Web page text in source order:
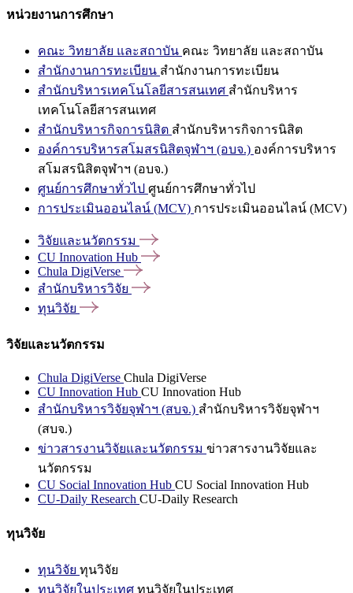
หน่วยงานการศึกษา
คณะ วิทยาลัย และสถาบัน คณะ วิทยาลัย และสถาบัน
สำนักงานการทะเบียน สำนักงานการทะเบียน
สำนักบริหารเทคโนโลยีสารสนเทศ สำนักบริหาร
เทคโนโลยีสารสนเทศ
สำนักบริหารกิจการนิสิต สำนักบริหารกิจการนิสิต
องค์การบริหารสโมสรนิสิตจุฬาฯ (อบจ.) องค์การบริหาร
สโมสรนิสิตจุฬาฯ (อบจ.)
ศูนย์การศึกษาทั่วไป ศูนย์การศึกษาทั่วไป
การประเมินออนไลน์ (MCV) การประเมินออนไลน์ (MCV)
วิจัยและนวัตกรรม
CU Innovation Hub
Chula DigiVerse
สำนักบริหารวิจัย
ทุนวิจัย
วิจัยและนวัตกรรม
Chula DigiVerse Chula DigiVerse
CU Innovation Hub CU Innovation Hub
สำนักบริหารวิจัยจุฬาฯ (สบจ.) สำนักบริหารวิจัยจุฬาฯ
(สบจ.)
ข่าวสารงานวิจัยและนวัตกรรม ข่าวสารงานวิจัยและ
นวัตกรรม
CU Social Innovation Hub CU Social Innovation Hub
CU-Daily Research CU-Daily Research
ทุนวิจัย
ทุนวิจัย ทุนวิจัย
ทุนวิจัยในประเทศ ทุนวิจัยในประเทศ